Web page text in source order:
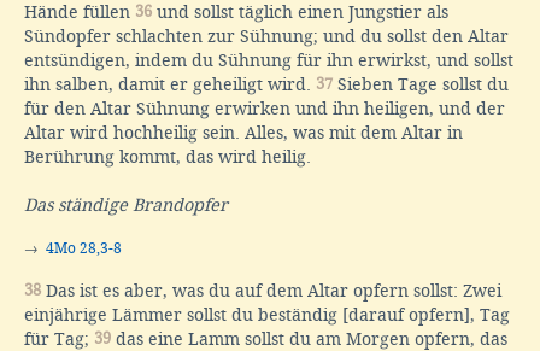
Hände füllen 36 und sollst täglich einen Jungstier als
Sündopfer schlachten zur Sühnung; und du sollst den Altar
entsündigen, indem du Sühnung für ihn erwirkst, und sollst
ihn salben, damit er geheiligt wird. 37 Sieben Tage sollst du
für den Altar Sühnung erwirken und ihn heiligen, und der
Altar wird hochheilig sein. Alles, was mit dem Altar in
Berührung kommt, das wird heilig.
Das ständige Brandopfer
→ 4Mo 28,3-8
38 Das ist es aber, was du auf dem Altar opfern sollst: Zwei
einjährige Lämmer sollst du beständig [darauf opfern], Tag
für Tag; 39 das eine Lamm sollst du am Morgen opfern, das